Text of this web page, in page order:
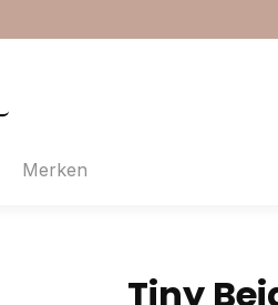
Merken
Tiny